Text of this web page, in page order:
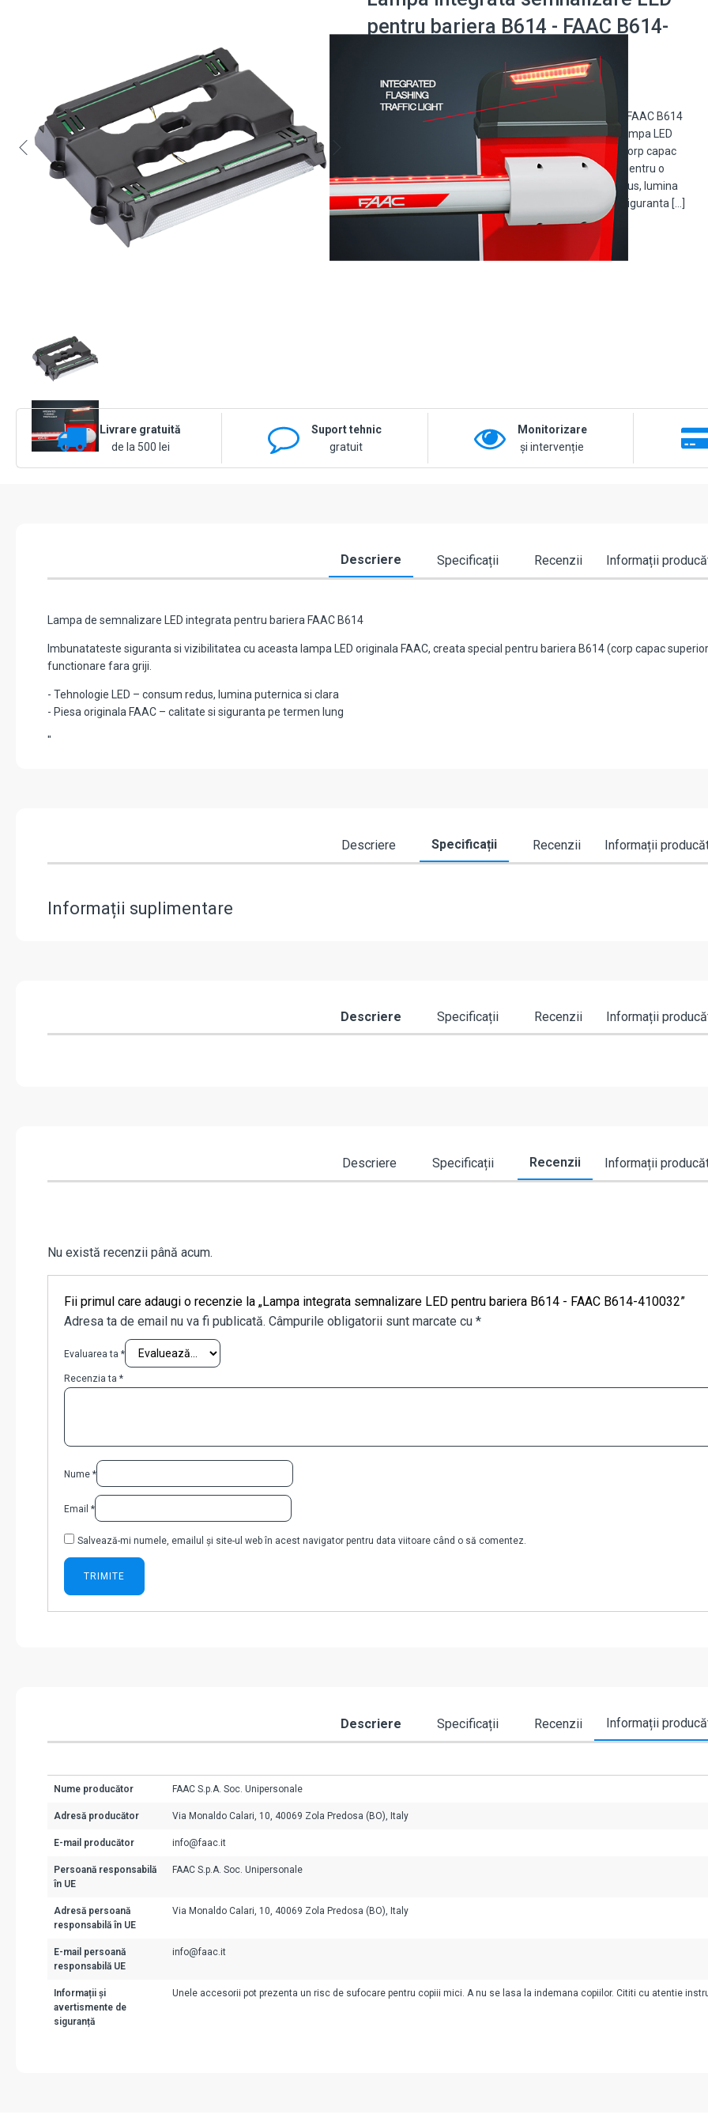
pentru bariera B614 - FAAC B614-
Lampa de semnalizare LED integrata pentru bariera FAAC B614
Imbunatateste siguranta si vizibilitatea cu aceasta lampa LED
originala FAAC, creata special pentru bariera B614 (corp capac
superior). Fiabila si durabila, este alegerea perfecta pentru o
functionare fara griji. - Tehnologie LED – consum redus, lumina
puternica si clara- Piesa originala FAAC – calitate si siguranta […]
Livrare gratuită
de la 500 lei
Suport tehnic
gratuit
Monitorizare
și intervenție
Descriere Specificații Recenzii Informații
Lampa de semnalizare LED integrata pentru bariera FAAC B614
Imbunatateste siguranta si vizibilitatea cu aceasta lampa LED originala FAAC, creata special pentru bariera B614 (corp capac
functionare fara griji.
- Tehnologie LED – consum redus, lumina puternica si clara
- Piesa originala FAAC – calitate si siguranta pe termen lung
"
Descriere Specificații Recenzii Informații
Informații suplimentare
Descriere Specificații Recenzii Informații
Descriere Specificații Recenzii Informații
Nu există recenzii până acum.
Fii primul care adaugi o recenzie la „Lampa integrata semnalizare LED pentru bariera B614 - FAAC B614-410032”
Adresa ta de email nu va fi publicată. Câmpurile obligatorii sunt marcate cu *
Evaluarea ta *
Recenzia ta *
Nume *
Email *
Salvează-mi numele, emailul și site-ul web în acest navigator pentru data viitoare când o să comentez.
Descriere Specificații Recenzii Informații
Nume producător FAAC S.p.A. Soc. Unipersonale
Adresă producător Via Monaldo Calari, 10, 40069 Zola Predosa (BO), Italy
E-mail producător info@faac.it
Persoană responsabilă
în UE
FAAC S.p.A. Soc. Unipersonale
Adresă persoană
responsabilă în UE
Via Monaldo Calari, 10, 40069 Zola Predosa (BO), Italy
E-mail persoană
responsabilă UE
info@faac.it
Informații și
avertismente de
siguranță
Unele accesorii pot prezenta un risc de sufocare pentru copiii mici. A nu se lasa la indemana copiilor. Cititi cu atentie